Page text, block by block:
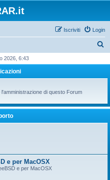
Login
Iscriviti
c
2026, 6:43
di questo Forum
e per MacOSX
e per MacOSX